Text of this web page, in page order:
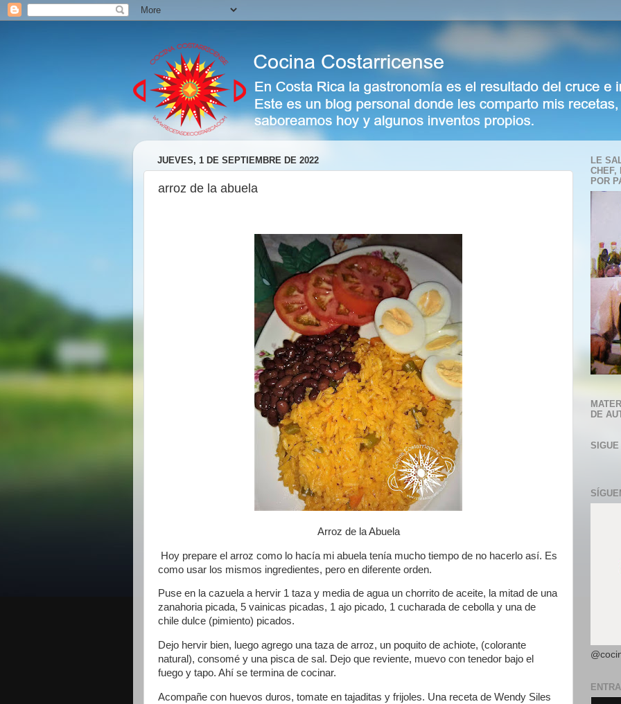
JUEVES, 1 DE SEPTIEMBRE DE 2022
arroz de la abuela
Arroz de la Abuela
Hoy prepare el arroz como lo hacía mi abuela tenía mucho tiempo de no hacerlo así. Es
como usar los mismos ingredientes, pero en diferente orden.
Puse en la cazuela a hervir 1 taza y media de agua un chorrito de aceite, la mitad de una
zanahoria picada, 5 vainicas picadas, 1 ajo picado, 1 cucharada de cebolla y una de
chile dulce (pimiento) picados.
Dejo hervir bien, luego agrego una taza de arroz, un poquito de achiote, (colorante
natural), consomé y una pisca de sal. Dejo que reviente, muevo con tenedor bajo el
fuego y tapo. Ahí se termina de cocinar.
Acompañe con huevos duros, tomate en tajaditas y frijoles. Una receta de Wendy Siles
LE
CHEF,
POR
DE